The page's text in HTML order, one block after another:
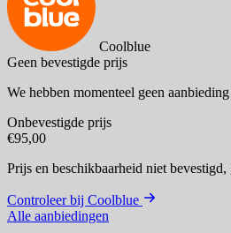
Coolblue
Geen bevestigde prijs
We hebben momenteel geen
Onbevestigde prijs
€95,00
Prijs en beschikbaarheid niet bevestigd,
Controleer bij Coolblue
Alle aanbiedingen